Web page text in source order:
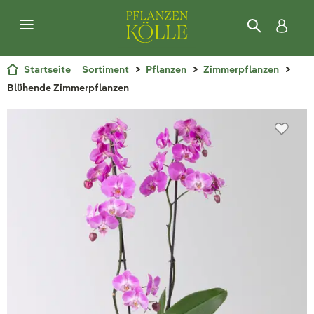
Startseite Sortiment Pflanzen
Zimmerpflanzen
Blühende Zimmerpflanzen